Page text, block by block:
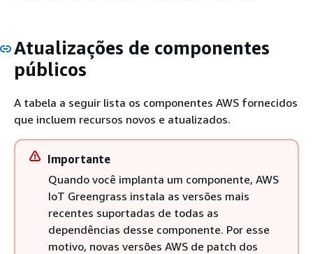
Atualizações de componentes
públicos
A tabela a seguir lista os componentes AWS fornecidos
que incluem recursos novos e atualizados.
Importante
Quando você implanta um componente, AWS
IoT Greengrass instala as versões mais
recentes suportadas de todas as
dependências desse componente. Por esse
motivo, novas versões AWS de patch dos